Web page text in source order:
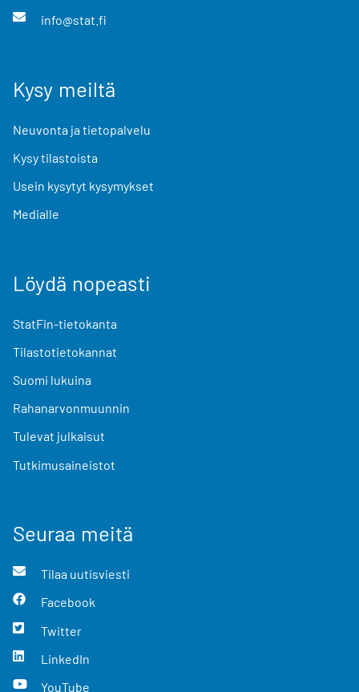
info@stat.fi
Kysy meiltä
Neuvonta ja tietopalvelu
Kysy tilastoista
Usein kysytyt kysymykset
Medialle
Löydä nopeasti
StatFin-tietokanta
Tilastotietokannat
Suomi lukuina
Rahanarvonmuunnin
Tulevat julkaisut
Tutkimusaineistot
Seuraa meitä
Tilaa uutisviesti
Facebook
Twitter
LinkedIn
YouTube